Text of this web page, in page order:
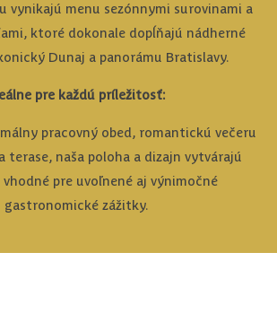
vynikajú menu sezónnymi surovinami a
ktoré dokonale dopĺňajú nádherné
Dunaj a panorámu Bratislavy.
pre každú príležitosť:
pracovný obed, romantickú večeru
terase, naša poloha a dizajn vytvárajú
pre uvoľnené aj výnimočné
gastronomické zážitky.